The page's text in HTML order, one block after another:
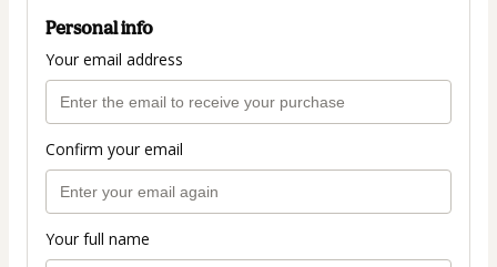
Personal info
Your email address
Confirm your email
Your full name